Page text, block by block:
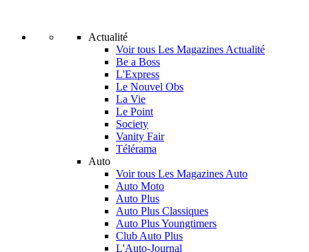
Actualité
Voir tous Les Magazines Actualité
Be a Boss
L'Express
Le Nouvel Obs
La Vie
Le Point
Society
Vanity Fair
Télérama
Auto
Voir tous Les Magazines Auto
Auto Moto
Auto Plus
Auto Plus Classiques
Auto Plus Youngtimers
Club Auto Plus
L'Auto-Journal